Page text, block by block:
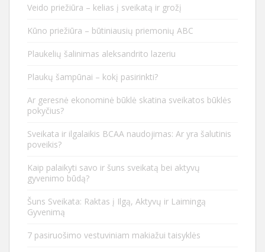
Veido priežiūra – kelias į sveikatą ir grožį
Kūno priežiūra – būtiniausių priemonių ABC
Plaukelių šalinimas aleksandrito lazeriu
Plaukų šampūnai – kokį pasirinkti?
Ar geresnė ekonominė būklė skatina sveikatos būklės
pokyčius?
Sveikata ir ilgalaikis BCAA naudojimas: Ar yra šalutinis
poveikis?
Kaip palaikyti savo ir šuns sveikatą bei aktyvų
gyvenimo būdą?
Šuns Sveikata: Raktas į Ilgą, Aktyvų ir Laimingą
Gyvenimą
7 pasiruošimo vestuviniam makiažui taisyklės